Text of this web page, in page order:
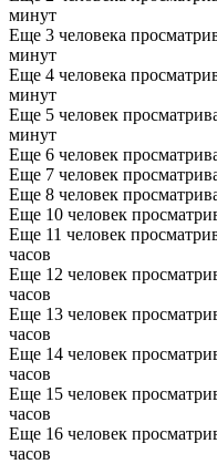
минут
Еще 3 человека
минут
Еще 4 человека
минут
Еще 5 человек
минут
Еще 6 человек
Еще 7 человек
Еще 8 человек
Еще 10 человек
Еще 11 человек
часов
Еще 12 человек
часов
Еще 13 человек
часов
Еще 14 человек
часов
Еще 15 человек
часов
Еще 16 человек
часов